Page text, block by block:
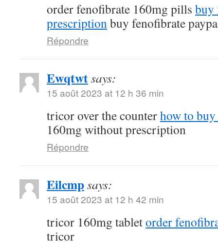
order fenofibrate 160mg pills buy
prescriptionbuy fenofibrate
Répondre
Ewqtwtsays:
15 août 2023 at 12 h 36 min
tricor over the counterhow to
160mg without prescription
Répondre
Eilcmpsays:
15 août 2023 at 12 h 42 min
tricor 160mg tabletorder
tricor